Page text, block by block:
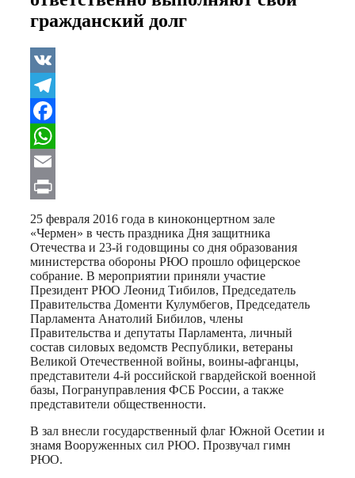
гражданский долг
VK
Telegram
Facebook
WhatsApp
Email
Print
25 февраля 2016 года в киноконцертном зале
«Чермен» в честь праздника Дня защитника
Отечества и 23-й годовщины со дня образования
министерства обороны РЮО прошло офицерское
собрание. В мероприятии приняли участие
Президент РЮО Леонид Тибилов, Председатель
Правительства Доменти Кулумбегов, Председатель
Парламента Анатолий Бибилов, члены
Правительства и депутаты Парламента, личный
состав силовых ведомств Республики, ветераны
Великой Отечественной войны, воины-афганцы,
представители 4-й российской гвардейской военной
базы, Погрануправления ФСБ России, а также
представители общественности.
В зал внесли государственный флаг Южной Осетии и
знамя Вооруженных сил РЮО. Прозвучал гимн
РЮО.